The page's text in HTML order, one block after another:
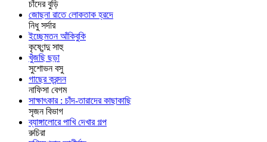
চাঁদের বুড়ি
জোছনা রাতে লোকতাক হ্রদে
নিধু সর্দার
ইচ্ছেমতন আঁকিবুকি
কৃষ্ণেন্দু সাহু
খুঁজছি ছড়া
সুশোভন বসু
গাছের ক্রন্দন
নাফিসা বেগম
সাক্ষাৎকার : চাঁদ-তারাদের কাছাকাছি
সৃজন বিভাগ
ব্যাঙ্গালোরে পাখি দেখার গল্প
রুচিরা